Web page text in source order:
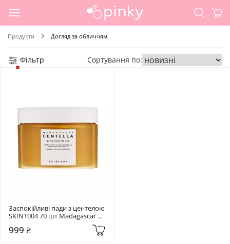
Продукти Догляд за обличчям
Фільтр Сортування по:
Заспокійливі пади з центелою
SKIN1004 70 шт Madagascar
999 ₴